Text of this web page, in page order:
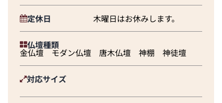
定休日 木曜日はお休みします。
仏壇種類
金仏壇 モダン仏壇 唐木仏壇 神棚 神徒壇
対応サイズ